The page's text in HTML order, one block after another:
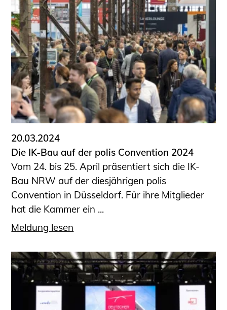
20.03.2024
Die IK-Bau auf der polis Convention 2024
Vom 24. bis 25. April präsentiert sich die IK-
Bau NRW auf der diesjährigen polis
Convention in Düsseldorf. Für ihre Mitglieder
hat die Kammer ein ...
Meldung lesen